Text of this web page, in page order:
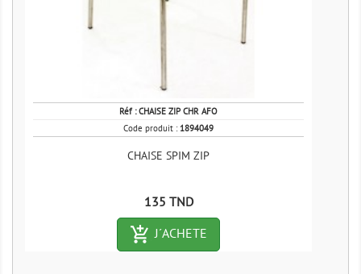
Réf :CHAISE ZIP CHR AFO
Code produit : 1894049
CHAISE SPIM ZIP
Prix
135 TND
add_shopping_cart-outlined
J´ACHETE